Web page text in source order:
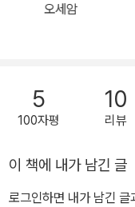
오세암
5
100자평
10
리뷰
이 책에 내가 남긴 글
로그인하면 내가 남긴